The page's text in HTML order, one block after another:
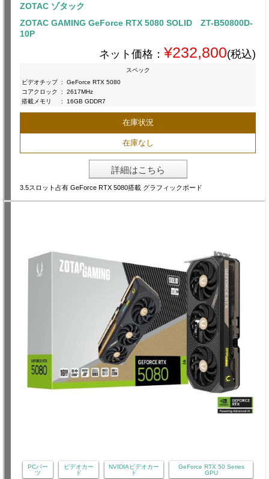
ZOTAC ゾタック
ZOTAC GAMING GeForce RTX 5080 SOLID ZT-B50800D-
10P
ネット価格： ¥232,800(税込)
スペック
ビデオチップ :
GeForce RTX 5080
コアクロック
:
2617MHz
搭載メモリ
: 16GB GDDR7
在庫状況
在庫なし
詳細はこちら
3.5スロット占有 GeForce RTX 5080搭載 グラフィックボード
PCパー
ツ
ビデオカー
ド
NVIDIAビデオカー
ド
GeForce RTX 50 Series
GPU